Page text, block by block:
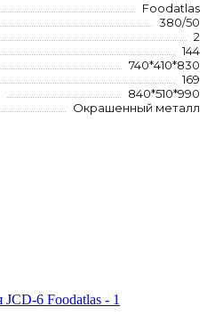
Foodatlas
380/50
2
144
740*410*830
169
840*510*990
Окрашенный металл